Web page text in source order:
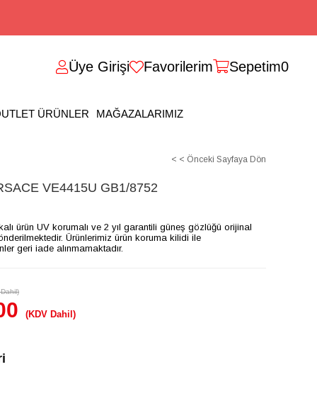
Üye Girişi Favorilerim Sepetim0
ÜRÜNLER MAĞAZALARIMIZ
< < Önceki Sayfaya Dön
VE4415U GB1/8752
ürün UV korumalı ve 2 yıl garantili güneş gözlüğü orijinal
Ürünlerimiz ürün koruma kilidi ile
geri iade alınmamaktadır.
(KDV Dahil)